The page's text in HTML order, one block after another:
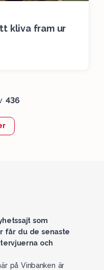
kliva fram ur
436
som
får du de senaste
och
på Vinbanken är